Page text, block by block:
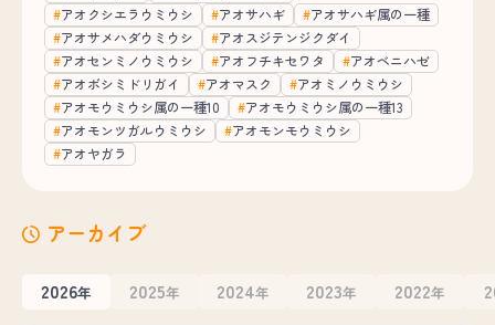
アオクシエラウミウシ
アオサハギ
アオサハギ属の一種
アオサメハダウミウシ
アオスジテンジクダイ
アオセンミノウミウシ
アオフチキセワタ
アオベニハゼ
アオボシミドリガイ
アオマスク
アオミノウミウシ
アオモウミウシ属の一種10
アオモウミウシ属の一種13
アオモンツガルウミウシ
アオモンモウミウシ
アオヤガラ
アーカイブ
2026年 2025年 2024年 2023年 2022年